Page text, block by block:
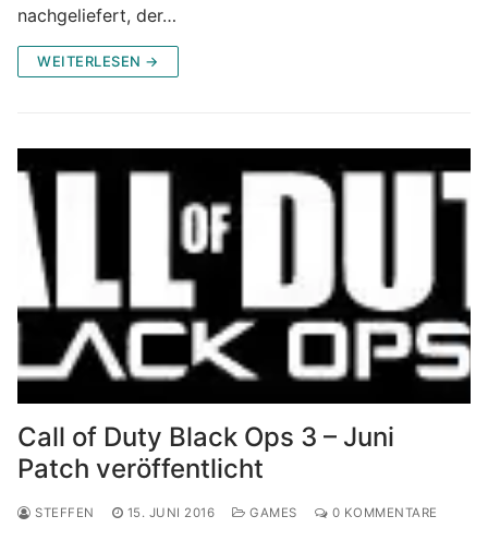
nachgeliefert, der…
WEITERLESEN →
Call of Duty Black Ops 3 – Juni
Patch veröffentlicht
STEFFEN 15. JUNI 2016 GAMES 0 KOMMENTARE